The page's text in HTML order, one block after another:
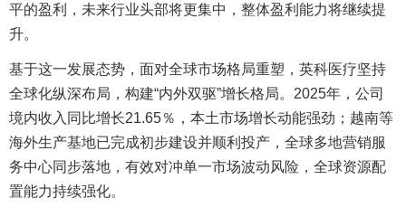
平的盈利，未来行业头部将更集中，整体盈利能力将继续提
升。
基于这一发展态势，面对全球市场格局重塑，英科医疗坚持
全球化纵深布局，构建“内外双驱”增长格局。2025年，公司
境内收入同比增长21.65％，本土市场增长动能强劲；越南等
海外生产基地已完成初步建设并顺利投产，全球多地营销服
务中心同步落地，有效对冲单一市场波动风险，全球资源配
置能力持续强化。